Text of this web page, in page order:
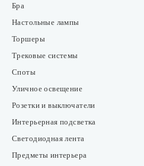
Бра
Настольные лампы
Торшеры
Трековые системы
Споты
Уличное освещение
Розетки и выключатели
Интерьерная подсветка
Светодиодная лента
Предметы интерьера